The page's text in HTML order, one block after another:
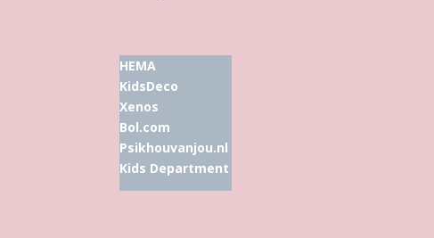
HEMA
KidsDeco
Xenos
Bol.com
Psikhouvanjou.nl
Kids Department